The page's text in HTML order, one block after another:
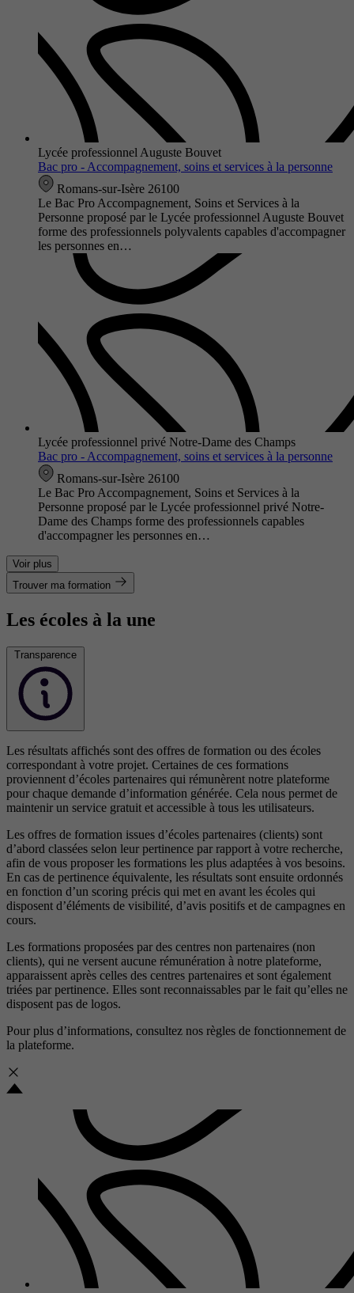
Lycée professionnel Auguste Bouvet
Bac pro - Accompagnement, soins et services à la personne
Romans-sur-Isère 26100
Le Bac Pro Accompagnement, Soins et Services à la
Personne proposé par le Lycée professionnel Auguste Bouvet
forme des professionnels polyvalents capables d'accompagner
les personnes en…
Lycée professionnel privé Notre-Dame des Champs
Bac pro - Accompagnement, soins et services à la personne
Romans-sur-Isère 26100
Le Bac Pro Accompagnement, Soins et Services à la
Personne proposé par le Lycée professionnel privé Notre-
Dame des Champs forme des professionnels capables
d'accompagner les personnes en…
Voir plus
Trouver ma formation
Les écoles à la une
Transparence
Les résultats affichés sont des offres de formation ou des écoles
correspondant à votre projet. Certaines de ces formations
proviennent d’écoles partenaires qui rémunèrent notre plateforme
pour chaque demande d’information générée. Cela nous permet de
maintenir un service gratuit et accessible à tous les utilisateurs.
Les offres de formation issues d’écoles partenaires (clients) sont
d’abord classées selon leur pertinence par rapport à votre recherche,
afin de vous proposer les formations les plus adaptées à vos besoins.
En cas de pertinence équivalente, les résultats sont ensuite ordonnés
en fonction d’un scoring précis qui met en avant les écoles qui
disposent d’éléments de visibilité, d’avis positifs et de campagnes en
cours.
Les formations proposées par des centres non partenaires (non
clients), qui ne versent aucune rémunération à notre plateforme,
apparaissent après celles des centres partenaires et sont également
triées par pertinence. Elles sont reconnaissables par le fait qu’elles ne
disposent pas de logos.
Pour plus d’informations, consultez nos règles de fonctionnement de
la plateforme.